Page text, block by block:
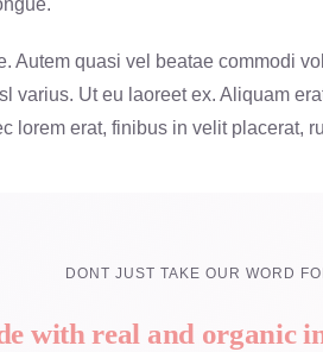
Autem quasi vel beatae commodi
varius. Ut eu laoreet ex. Aliquam
lorem erat, finibus in velit placerat,
DONT JUST TAKE OUR WORD
with real and organic